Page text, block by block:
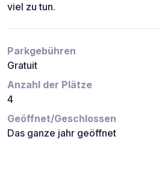
viel zu tun.
Parkgebühren
Gratuit
Anzahl der Plätze
4
Geöffnet/Geschlossen
Das ganze jahr geöffnet